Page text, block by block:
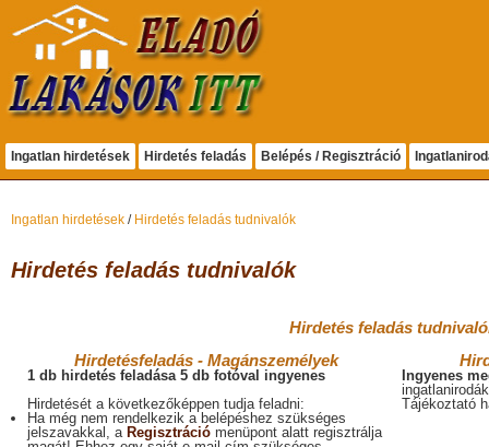
Ingatlan hirdetések Hirdetés feladás Belépés / Regisztráció
Ingatlan hirdetések / Hirdetés feladás tudnivalók
Hirdetés feladás tudnivalók
Hirdetés feladás
Hirdetésfeladás - Magánszemélyek
1 db hirdetés feladása 5 db fotóval ingyenes
Hirdetését a következőképpen tudja feladni:
Ha még nem rendelkezik a belépéshez szükséges
jelszavakkal, a Regisztráció menüpont alatt regisztrálja
Ingyenes
Tájékoztató